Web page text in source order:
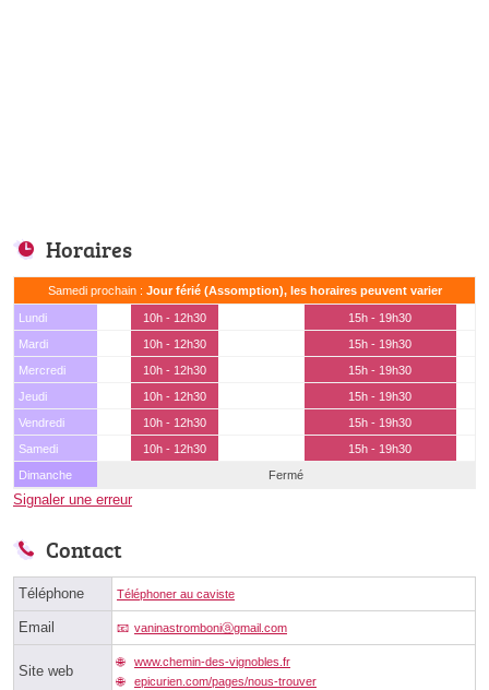
Horaires
Samedi prochain : Jour férié (Assomption), les horaires peuvent varier
Lundi 10h - 12h30
15h - 19h30
Mardi
10h - 12h30
15h - 19h30
Mercredi
10h - 12h30
15h - 19h30
Jeudi
10h - 12h30
15h - 19h30
Vendredi
10h - 12h30
15h - 19h30
Samedi
10h - 12h30
15h - 19h30
Dimanche
Fermé
Signaler une erreur
Contact
Téléphone Téléphoner au caviste
Email vaninastromboniⓐgmail.com
Site web
www.chemin-des-vignobles.fr
epicurien.com/pages/nous-trouver